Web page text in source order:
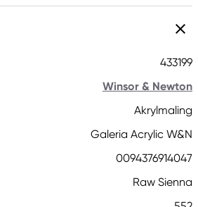
433199
Winsor & Newton
Akrylmaling
Galeria Acrylic W&N
0094376914047
Raw Sienna